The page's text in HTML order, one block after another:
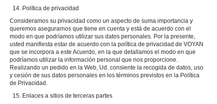
14. Política de privacidad
Consideramos su privacidad como un aspecto de suma importancia y
queremos asegurarnos que tiene en cuenta y está de acuerdo con el
modo en que podríamos utilizar sus datos personales. Por la presente,
usted manifiesta estar de acuerdo con la política de privacidad de VOYAN
que se incorpora a este Acuerdo, en la que detallamos el modo en que
podríamos utilizar la información personal que nos proporcione.
Realizando un pedido en la Web, Ud. consiente la recogida de datos, uso
y cesión de sus datos personales en los términos previstos en la Política
de Privacidad.
15. Enlaces a sitios de terceras partes